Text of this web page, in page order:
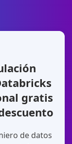
gratis
de datos